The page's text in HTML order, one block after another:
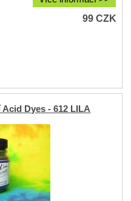
99CZK
Dyes - 612 LILA